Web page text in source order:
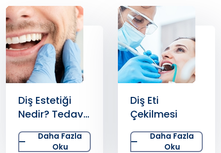
Diş Estetiği
Nedir? Tedavi
ve Teşhis
SüreciDaha Fazla
Oku
Diş Eti
Çekilmesi
Daha Fazla
Oku